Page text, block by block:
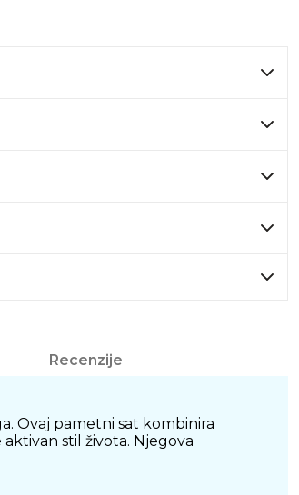
Recenzije
Ovaj pametni sat kombinira
stil života. Njegova